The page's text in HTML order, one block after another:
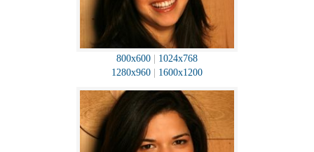
800x600
1024x768
1280x960
1600x1200